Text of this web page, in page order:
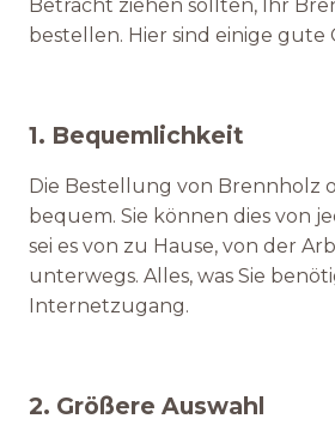
Betracht ziehen sollten, Ihr
bestellen. Hier sind einige gute
1. Bequemlichkeit
Die Bestellung von Brennholz
bequem. Sie können dies von
sei es von zu Hause, von der
unterwegs. Alles, was Sie
Internetzugang.
2. Größere Auswahl